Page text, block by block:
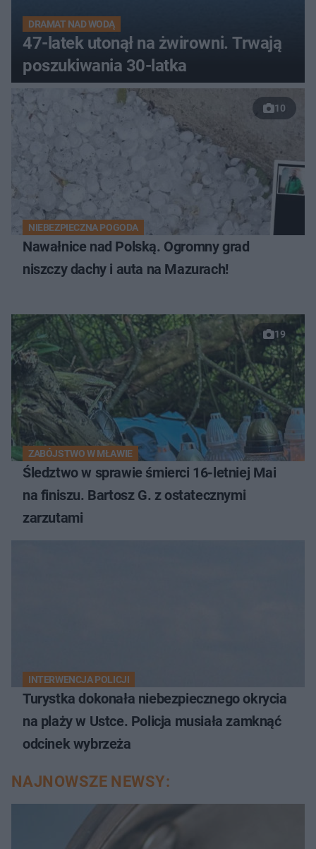
DRAMAT NAD WODĄ
47-latek utonął na żwirowni. Trwają
poszukiwania 30-latka
10
NIEBEZPIECZNA POGODA
Nawałnice nad Polską. Ogromny grad
niszczy dachy i auta na Mazurach!
19
ZABÓJSTWO W MŁAWIE
Śledztwo w sprawie śmierci 16-letniej Mai
na finiszu. Bartosz G. z ostatecznymi
zarzutami
INTERWENCJA POLICJI
Turystka dokonała niebezpiecznego okrycia
na plaży w Ustce. Policja musiała zamknąć
odcinek wybrzeża
NAJNOWSZE NEWSY: